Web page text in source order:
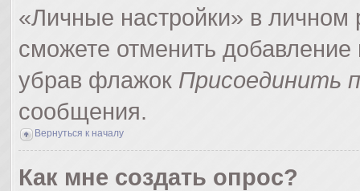
«Личные настройки» в
сможете отменить
убрав флажок Присоединить
сообщения.
Вернуться к началу
Как мне создать опрос?